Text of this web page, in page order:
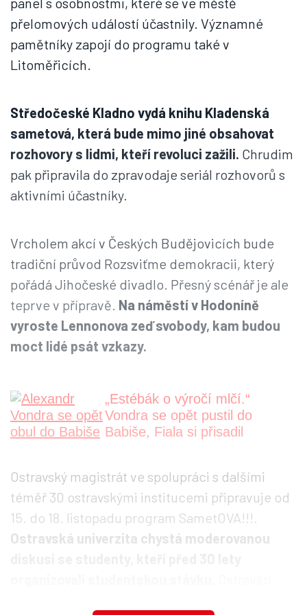
přelomových událostí účastnily. Významné
pamětníky zapojí do programu také v
Litoměřicích.
Středočeské Kladno vydá knihu Kladenská
sametová, která bude mimo jiné obsahovat
rozhovory s lidmi, kteří revoluci zažili. Chrudim
pak připravila do zpravodaje seriál rozhovorů s
aktivními účastníky.
Vrcholem akcí v Českých Budějovicích bude
tradiční průvod Rozsviťme demokracii, který
pořádá Jihočeské divadlo. Přesný scénář je ale
teprve v přípravě. Na náměstí v Hodoníně
vyroste Lennonova zeď svobody, kam budou
moct lidé psát vzkazy.
„Estébák o výročí mlčí.“
Vondra se opět pustil do
Babiše, Fiala si přisadil
Ostravský magistrát ve spolupráci s dalšími
téměř 30 ostravskými institucemi připravuje od
15. do 18. listopadu program SametOVA!!!.
Ostravská univerzita chystá moderovanou